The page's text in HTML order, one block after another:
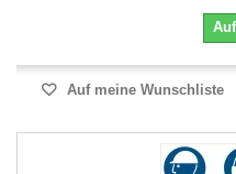
Auf meine Wunschliste